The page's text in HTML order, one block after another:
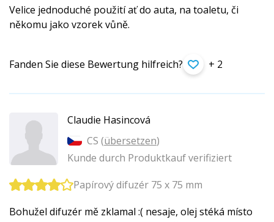
Velice jednoduché použití ať do auta, na toaletu, či
někomu jako vzorek vůně.
Fanden Sie diese Bewertung hilfreich? + 2
Claudie Hasincová
CS (übersetzen)
Kunde durch Produktkauf verifiziert
Papírový difuzér 75 x 75 mm
Bohužel difuzér mě zklamal :( nesaje, olej stéká místo